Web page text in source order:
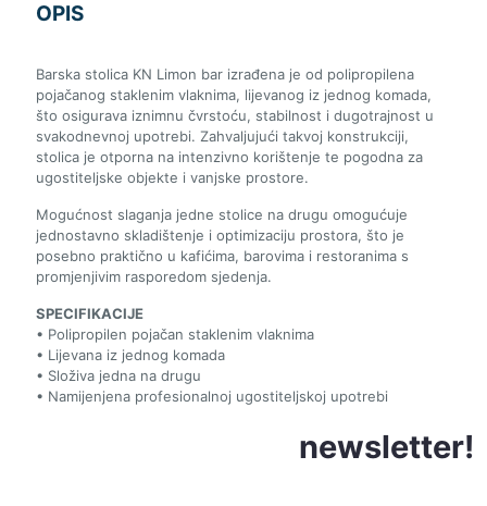
OPIS
Barska stolica KN Limon bar izrađena je od polipropilena
pojačanog staklenim vlaknima, lijevanog iz jednog komada,
što osigurava iznimnu čvrstoću, stabilnost i dugotrajnost u
svakodnevnoj upotrebi. Zahvaljujući takvoj konstrukciji,
stolica je otporna na intenzivno korištenje te pogodna za
ugostiteljske objekte i vanjske prostore.
Mogućnost slaganja jedne stolice na drugu omogućuje
jednostavno skladištenje i optimizaciju prostora, što je
posebno praktično u kafićima, barovima i restoranima s
promjenjivim rasporedom sjedenja.
SPECIFIKACIJE
• Polipropilen pojačan staklenim vlaknima
• Lijevana iz jednog komada
• Složiva jedna na drugu
• Namijenjena profesionalnoj ugostiteljskoj upotrebi
newsletter!